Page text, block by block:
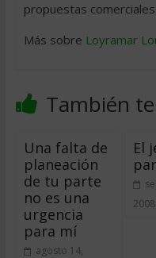
propuestas comerciales.
Más sobre Loyramar
También
Una falta de
planeación
de tu parte
no es una
urgencia
para mí
agosto 14,
El
2008